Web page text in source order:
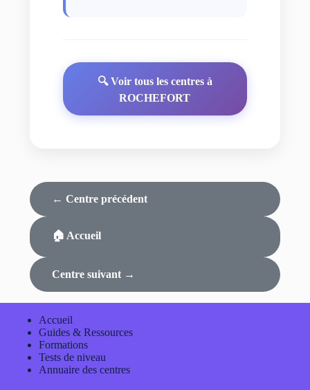
🔍 Voir tous les centres à
ROCHEFORT
← Centre précédent
🏠 Accueil
Centre suivant →
Accueil
Guides & Ressources
Formations
Tests de niveau
Annuaire des centres